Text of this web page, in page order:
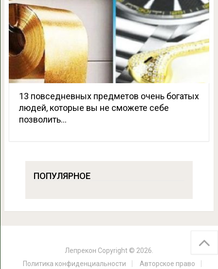
13 повседневных предметов очень богатых
людей, которые вы не сможете себе
позволить…
ПОПУЛЯРНОЕ
Лепрекон Copyright © 2026.
Политика конфиденциальности
Авторское право